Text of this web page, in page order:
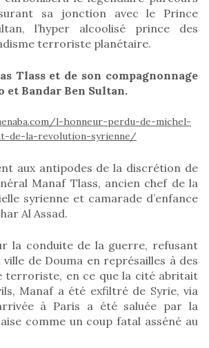
sa jonction avec le Prince
l’hyper alcoolisé prince des
terroriste planétaire.
Tlass et de son compagnonnage
et Bandar Ben Sultan.
l-honneur-perdu-de-michel-
de-la-revolution-syrienne/
aux antipodes de la discrétion de
Manaf Tlass, ancien chef de la
syrienne et camarade d’enfance
Al Assad.
la conduite de la guerre, refusant
de Douma en représailles à des
terroriste, en ce que la cité abritait
Manaf a été exfiltré de Syrie, via
à Paris a été saluée par la
comme un coup fatal asséné au